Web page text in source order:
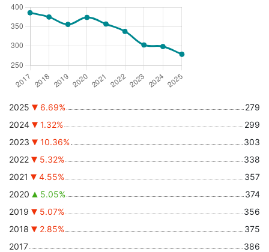
2025 6.69%
279
2024
1.32%
299
2023
10.36%
303
2022
5.32%
338
2021
4.55%
357
2020
5.05%
374
2019
5.07%
356
2018
2.85%
375
2017
386